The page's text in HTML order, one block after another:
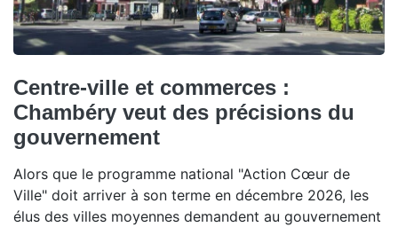
Centre-ville et commerces :
Chambéry veut des précisions du
gouvernement
Alors que le programme national "Action Cœur de
Ville" doit arriver à son terme en décembre 2026, les
élus des villes moyennes demandent au gouvernement